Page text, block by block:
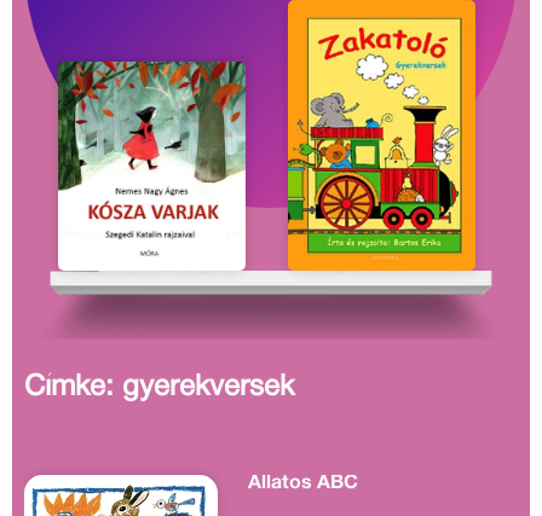
Címke: gyerekversek
Állatos ABC